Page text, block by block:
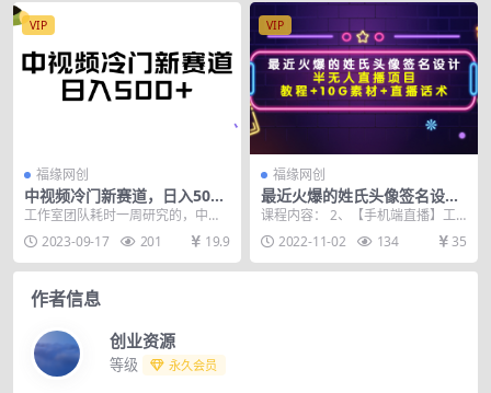
VIP
福缘网创
中视频冷门新赛道，日入500
+，做的人少 三天之内必起号
工作室团队耗时一周研究的，中视
频冷门新赛道，做的人少 三天之内
必起号2023-09-17 201 19.9
VIP
福缘网创
最近火爆的姓氏头像签名设计
半无人直播项目（教程+10G素
课程内容： 2、【手机端直播】工
具+直播教程 6、对标账号 5、签名
头像设计【直...
2022-11-02 134 35
作者信息
创业资源
等级 永久会员